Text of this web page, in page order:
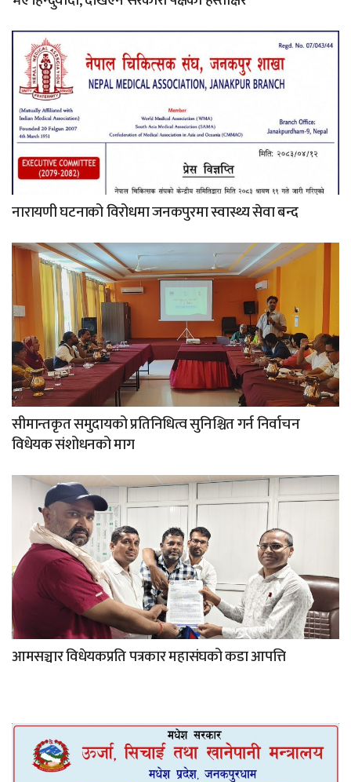
नारायणी घटनाको विरोधमा जनकपुरमा स्वास्थ्य सेवा बन्द
सीमान्तकृत समुदायको प्रतिनिधित्व सुनिश्चित गर्न निर्वाचन
विधेयक संशोधनको माग
आमसञ्चार विधेयकप्रति पत्रकार महासंघको कडा आपत्ति